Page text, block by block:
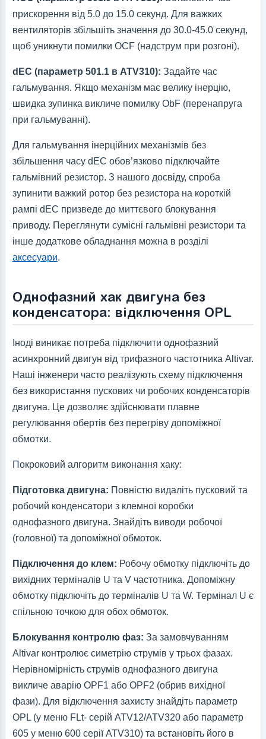
прискорення від 5.0 до 15.0 секунд. Для важких
вентиляторів збільшіть значення до 30.0-45.0 секунд,
щоб уникнути помилки OCF (надструм при розгоні).
dEC (параметр 501.1 в ATV310): Задайте час
гальмування. Якщо механізм має велику інерцію,
швидка зупинка викличе помилку ObF (перенапруга
при гальмуванні).
Для гальмування інерційних механізмів без
збільшення часу dEC обов’язково підключайте
гальмівний резистор. З нашого досвіду, спроба
зупинити важкий ротор без резистора на короткій
рампі dEC призведе до миттєвого блокування
приводу. Переглянути сумісні гальмівні резистори та
інше додаткове обладнання можна в розділі
аксесуари.
Однофазний хак двигуна без
конденсатора: відключення OPL
Іноді виникає потреба підключити однофазний
асинхронний двигун від трифазного частотника Altivar.
Наші інженери часто реалізують схему підключення
без використання пускових чи робочих конденсаторів
двигуна. Це дозволяє здійснювати плавне
регулювання обертів без перегріву допоміжної
обмотки.
Покроковий алгоритм виконання хаку:
Підготовка двигуна: Повністю видаліть пусковий та
робочий конденсатори з клемної коробки
однофазного двигуна. Знайдіть виводи робочої
(головної) та допоміжної обмоток.
Підключення до клем: Робочу обмотку підключіть до
вихідних терміналів U та V частотника. Допоміжну
обмотку підключіть до терміналів U та W. Термінал U є
спільною точкою для обох обмоток.
Блокування контролю фаз: За замовчуванням
Altivar контролює симетрію струмів у трьох фазах.
Нерівномірність струмів однофазного двигуна
викличе аварію OPF1 або OPF2 (обрив вихідної
фази). Для відключення захисту знайдіть параметр
OPL (у меню FLt- серій ATV12/ATV320 або параметр
605 у меню 600 серії ATV310) та встановіть його в